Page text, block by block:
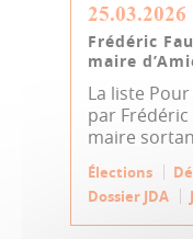
25.03.2026
Frédéric
maire
La liste
par Frédéric
maire
Élections
Dossier JDA